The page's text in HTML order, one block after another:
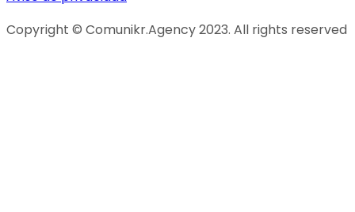
Copyright © Comunikr.Agency 2023. All rights reserved